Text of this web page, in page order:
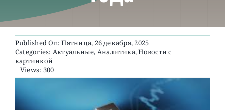
АКТУАЛЬНЫЕ
О ПРОЕКТЕ
Published On: Пятница, 26 декабря, 2025
Categories: Актуальные, Аналитика,Новости с
картинкой
Views: 300